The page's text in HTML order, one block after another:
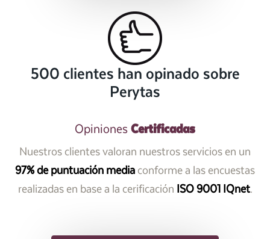
500 clientes han opinado sobre
Perytas
Opiniones Certificadas
Nuestros clientes valoran nuestros servicios en un
97% de puntuación mediaconforme a las encuestas
realizadas en base a la cerificación ISO 9001 IQnet.